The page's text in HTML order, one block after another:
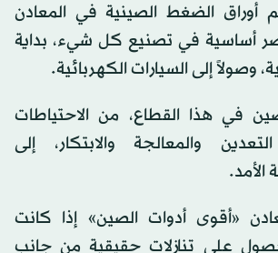
أوراق الضغط الصينية في المعادن
أساسية في تصنيع كل شيء، بداية
وصولاً إلى السيارات الكهربائية.
في هذا القطاع، من الاحتياطات
والمعالجة والابتكار، إلى
الأمد.
«أقوى أدوات الصين» إذا كانت
على تنازلات حقيقية من جانب